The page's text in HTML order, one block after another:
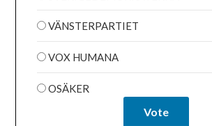
VÄNSTERPARTIET
VOX HUMANA
OSÄKER